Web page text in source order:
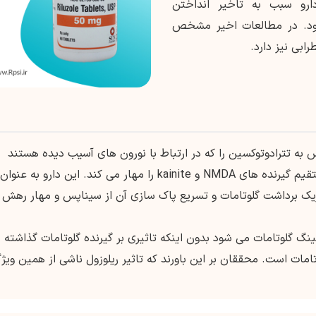
سبب به تاخیر انداختن
شود. در مطالعات اخیر مشخص
نیز دارد.
تترادوتوکسین را که در ارتباط با نورون های آسیب دیده هستند
مهار می کند. گزارش شده که ریلوزول به طور مستقیم گیرنده های NMDA و kainite را مهار می کند. این دارو به عنوان
برداشت گلوتامات و تسریع پاک سازی آن از سیناپس و مهار
گلوتامات می شود بدون اینکه تاثیری بر گیرنده گلوتامات گذاشته
است. محققان بر این باورند که تاثیر ریلوزول ناشی از همین